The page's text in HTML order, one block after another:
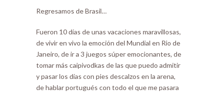
Regresamos de Brasil…
Fueron 10 días de unas vacaciones maravillosas,
de vivir en vivo la emoción del Mundial en Rio de
Janeiro, de ir a 3 juegos súper emocionantes, de
tomar más caipivodkas de las que puedo admitir
y pasar los días con pies descalzos en la arena,
de hablar portugués con todo el que me pasara